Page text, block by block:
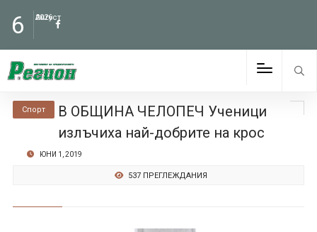
6 Август
2026
Спорт
В ОБЩИНА ЧЕЛОПЕЧ Ученици
излъчиха най-добрите на крос
ЮНИ 1, 2019
537 ПРЕГЛЕЖДАНИЯ